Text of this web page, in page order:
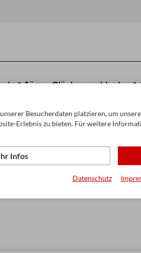
& Büro Glückwunschkarten &
Besucherdaten platzieren, um
Erlebnis zu bieten. Für weitere
Infos
Datenschutz